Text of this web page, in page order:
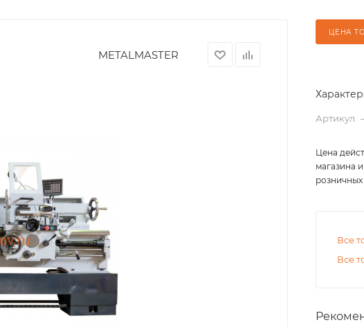
METALMASTER
ЦЕНА
Артикул
Цена
магазина
розничных
Все
Все